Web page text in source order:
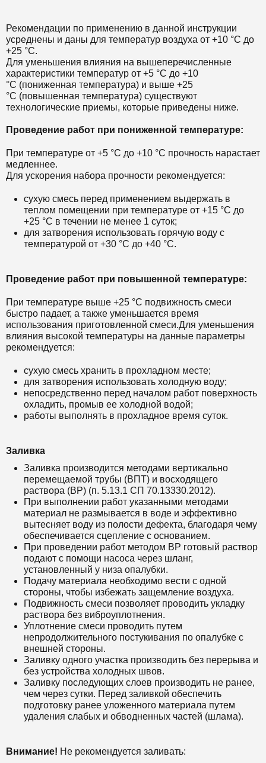
Рекомендации по применению в данной инструкции
усреднены и даны для температур воздуха от +10 °С до
+25 °С.
Для уменьшения влияния на вышеперечисленные
характеристики температур от +5 °С до +10
°С (пониженная температура) и выше +25
°С (повышенная температура) существуют
технологические приемы, которые приведены ниже.
Проведение работ при пониженной температуре:
При температуре от +5 °С до +10 °С прочность нарастает
медленнее.
Для ускорения набора прочности рекомендуется:
сухую смесь перед применением выдержать в
теплом помещении при температуре от +15 °С до
+25 °С в течении не менее 1 суток;
для затворения использовать горячую воду с
температурой от +30 °С до +40 °С.
Проведение работ при повышенной температуре:
При температуре выше +25 °С подвижность смеси
быстро падает, а также уменьшается время
использования приготовленной смеси.Для уменьшения
влияния высокой температуры на данные параметры
рекомендуется:
сухую смесь хранить в прохладном месте;
для затворения использовать холодную воду;
непосредственно перед началом работ поверхность
охладить, промыв ее холодной водой;
работы выполнять в прохладное время суток.
Заливка
Заливка производится методами вертикально
перемещаемой трубы (ВПТ) и восходящего
раствора (ВР) (п. 5.13.1 СП 70.13330.2012).
При выполнении работ указанными методами
материал не размывается в воде и эффективно
вытесняет воду из полости дефекта, благодаря чему
обеспечивается сцепление с основанием.
При проведении работ методом ВР готовый раствор
подают с помощи насоса через шланг,
установленный у низа опалубки.
Подачу материала необходимо вести с одной
стороны, чтобы избежать защемление воздуха.
Подвижность смеси позволяет проводить укладку
раствора без виброуплотнения.
Уплотнение смеси проводить путем
непродолжительного постукивания по опалубке с
внешней стороны.
Заливку одного участка производить без перерыва и
без устройства холодных швов.
Заливку последующих слоев производить не ранее,
чем через сутки. Перед заливкой обеспечить
подготовку ранее уложенного материала путем
удаления слабых и обводненных частей (шлама).
Внимание! Не рекомендуется заливать: